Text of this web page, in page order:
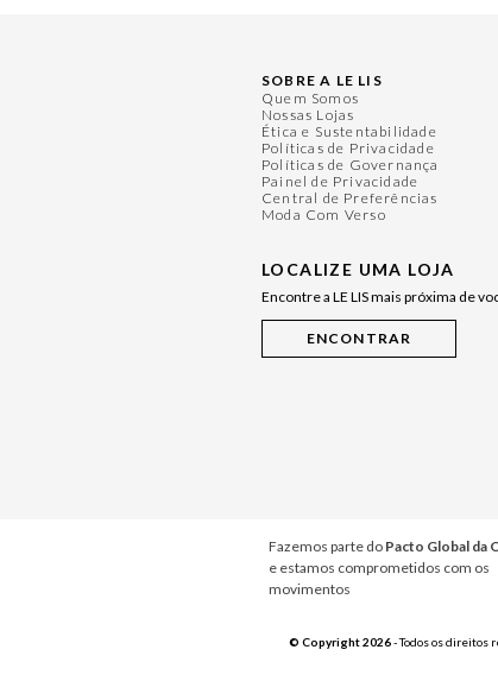
SOBRE A LE LIS
Quem Somos
Nossas Lojas
Ética e Sustentabilidade
Políticas de Privacidade
Políticas de Governança
Painel de Privacidade
Central de Preferências
Moda Com Verso
LOCALIZE UMA LOJA
Encontre a LE LIS mais próxima de
Fazemos parte do Pacto Global da
e estamos comprometidos com os
movimentos
© Copyright 2026- Todos os direitos